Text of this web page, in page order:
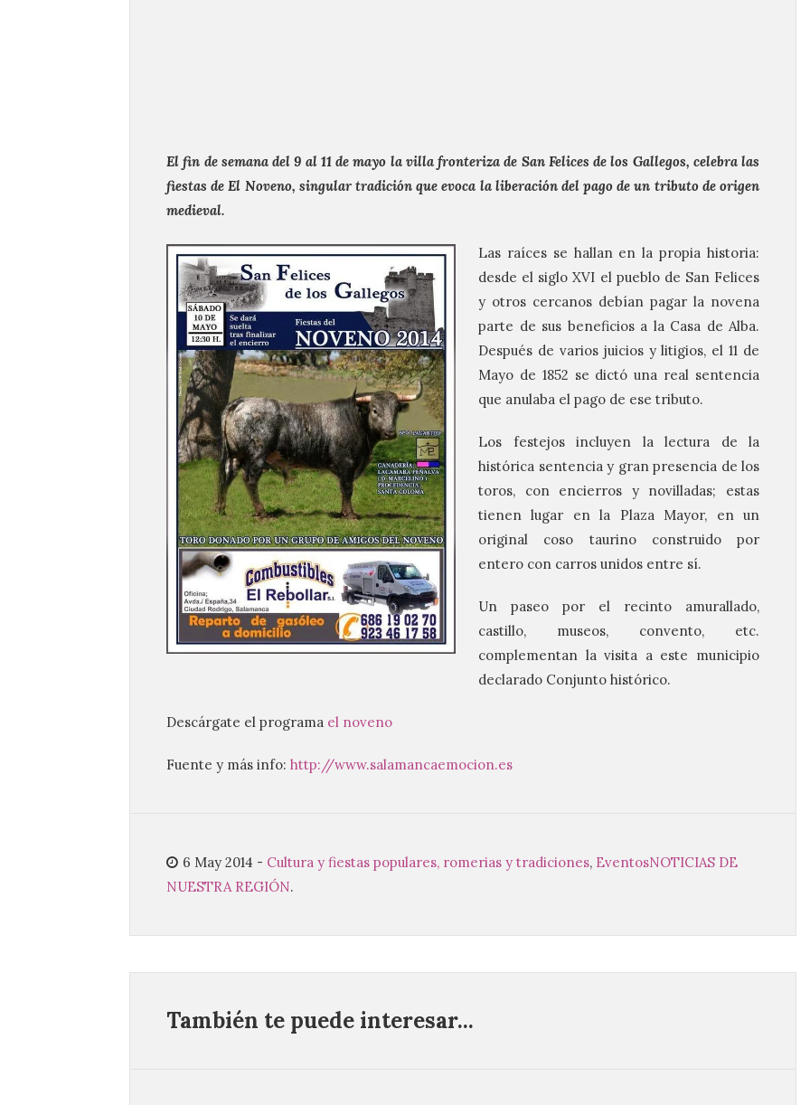
El fin de semana del 9 al 11 de mayo la villa fronteriza de San Felices de los Gallegos, celebra las
fiestas de El Noveno, singular tradición que evoca la liberación del pago de un tributo de origen
medieval.
Las raíces se hallan en la propia historia:
desde el siglo XVI el pueblo de San Felices
y otros cercanos debían pagar la novena
parte de sus beneficios a la Casa de Alba.
Después de varios juicios y litigios, el 11 de
Mayo de 1852 se dictó una real sentencia
que anulaba el pago de ese tributo.
Los festejos incluyen la lectura de la
histórica sentencia y gran presencia de los
toros, con encierros y novilladas; estas
tienen lugar en la Plaza Mayor, en un
original coso taurino construido por
entero con carros unidos entre sí.
Un paseo por el recinto amurallado,
castillo, museos, convento, etc.
complementan la visita a este municipio
declarado Conjunto histórico.
Descárgate el programa el noveno
Fuente y más info: http://www.salamancaemocion.es
6 May 2014 - Cultura y fiestas populares, romerias y tradiciones, EventosNOTICIAS DE
NUESTRA REGIÓN.
También te puede interesar...